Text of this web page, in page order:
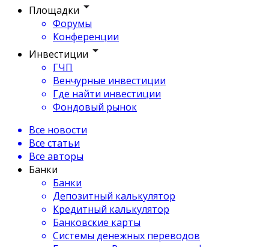
Площадки
Форумы
Конференции
Инвестиции
ГЧП
Венчурные инвестиции
Где найти инвестиции
Фондовый рынок
Все новости
Все статьи
Все авторы
Банки
Банки
Депозитный калькулятор
Кредитный калькулятор
Банковские карты
Системы денежных переводов